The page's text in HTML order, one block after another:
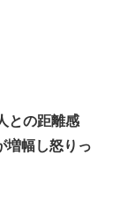
との距離感
増幅し怒りっ